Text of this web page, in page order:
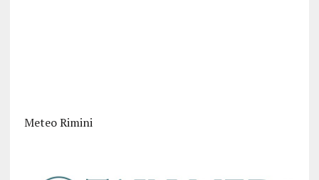
Meteo Rimini